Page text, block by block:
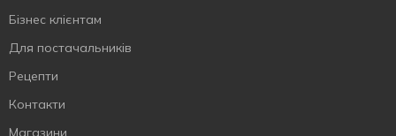
Бізнес клієнтам
Для постачальників
Рецепти
Контакти
Магазини